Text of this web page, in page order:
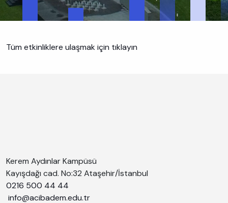
Tüm etkinliklere ulaşmak için tıklayın
Kerem Aydınlar Kampüsü
Kayışdağı cad. No:32 Ataşehir/İstanbul
0216 500 44 44
info@acibadem.edu.tr